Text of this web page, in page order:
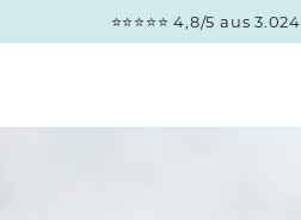
ZUM INHALT
SPRINGEN⭐⭐⭐⭐⭐ 4,8/5 aus